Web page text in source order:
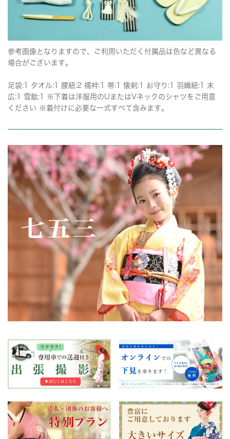
参考画像となりますので、ご利用いただく付属品は色など異なる
場合がございます。
足袋:1 タオル:1 腰紐:2 襦袢:1 帯:1 懐剣:1 お守り:1 羽織紐:1 末
広:1 雪駄:1 ※下着は洋服用のUまたはVネックのシャツをご用意
ください ※着付けに必要な一式すべて含みます。